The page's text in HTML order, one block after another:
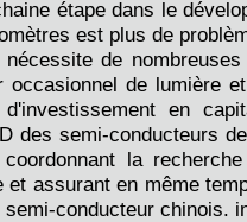
étape dans le
est plus de
nécessite de
occasionnel de lumière
d'investissement en
des semi-conducteurs
la
et assurant en même
semi-conducteur chinois.